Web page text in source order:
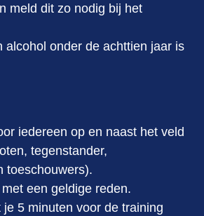
meld dit zo nodig bij het
alcohol onder de achttien jaar is
iedereen op en naast het veld
tegenstander,
toeschouwers).
een geldige reden.
5 minuten voor de training